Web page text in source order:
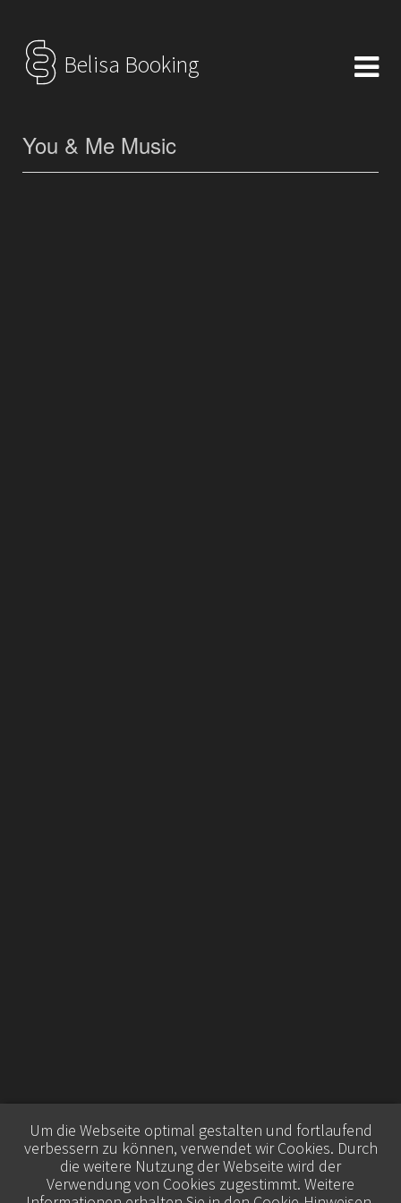
Belisa Booking
You & Me Music
Um die Webseite optimal gestalten und fortlaufend
verbessern zu können, verwendet wir Cookies. Durch
die weitere Nutzung der Webseite wird der
Verwendung von Cookies zugestimmt. Weitere